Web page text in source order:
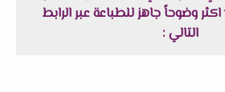
احمد في ملف pdf اكثر وضوحاً جاهز للطباعة عبر الرابط
التالي :